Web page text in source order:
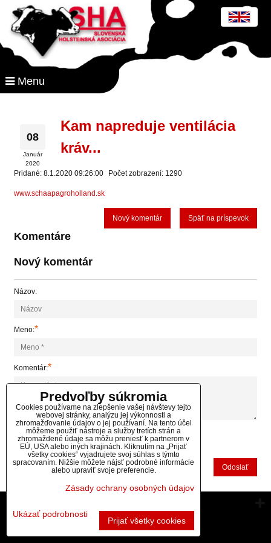
Menu
08
Január
2020
Kam napreduje ventilácia
kráv...
Pridané: 8.1.2020 09:26:00 Počet zobrazení: 1290
www.schaapagroholland.sk
Späť na príspevok
Nový komentár
Komentáre
Nový komentár
Názov:
Meno:*
Komentár:*
(Povinné)
Odoslať
Predvoľby súkromia
Cookies používame na zlepšenie vašej návštevy tejto
webovej stránky, analýzu jej výkonnosti a
zhromažďovanie údajov o jej používaní. Na tento účel
môžeme použiť nástroje a služby tretích strán a
zhromaždené údaje sa môžu preniesť k partnerom v
EÚ, USA alebo iných krajinách. Kliknutím na „Prijať
všetky cookies“ vyjadrujete svoj súhlas s týmto
spracovaním. Nižšie môžete nájsť podrobné informácie
alebo upraviť svoje preferencie.
Zásady ochrany osobných údajov
Ukázať podrobnosti
Prijať všetky cookies